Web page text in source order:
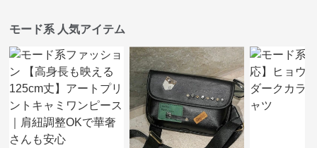
モード系 人気アイテム